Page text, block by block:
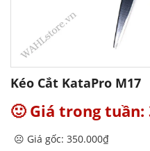
Kéo Cắt KataPro M17
🙂 Giá trong tuần:
☹️ Giá gốc: 350.000₫